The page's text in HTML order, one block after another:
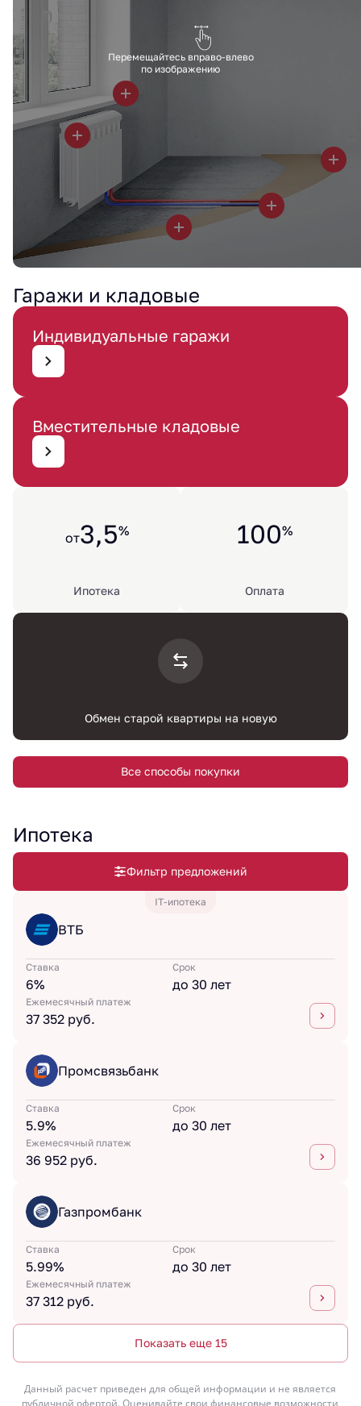
Перемещайтесь вправо-влево
по изображению
Гаражи и кладовые
Индивидуальные гаражи
Вместительные кладовые
от3,5%
Ипотека
100%
Оплата
Обмен старой квартиры на новую
Все способы покупки
Ипотека
Фильтр предложений
IT-ипотека
ВТБ
Ставка
6%
Срок
до 30 лет
Ежемесячный платеж
37 352 руб.
Промсвязьбанк
Ставка
5.9%
Срок
до 30 лет
Ежемесячный платеж
36 952 руб.
Газпромбанк
Ставка
5.99%
Срок
до 30 лет
Ежемесячный платеж
37 312 руб.
Показать еще 15
Данный расчет приведен для общей информации и не является
публичной офертой. Оценивайте свои финансовые возможности